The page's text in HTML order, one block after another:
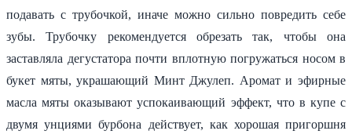
подавать с трубочкой, иначе можно сильно повредить себе
зубы. Трубочку рекомендуется обрезать так, чтобы она
заставляла дегустатора почти вплотную погружаться носом в
букет мяты, украшающий Минт Джулеп. Аромат и эфирные
масла мяты оказывают успокаивающий эффект, что в купе с
двумя унциями бурбона действует, как хорошая пригоршня